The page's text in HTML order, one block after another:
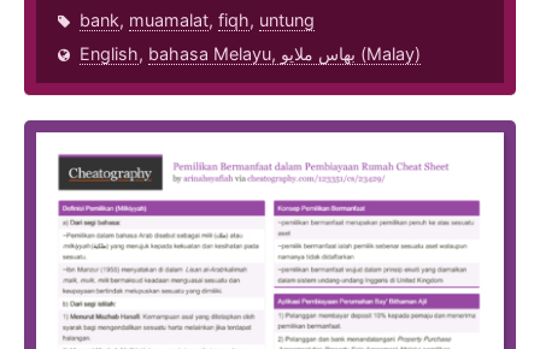
bank, muamalat, fiqh, untung
English, bahasa Melayu, بهاس ملايو‎ (Malay)